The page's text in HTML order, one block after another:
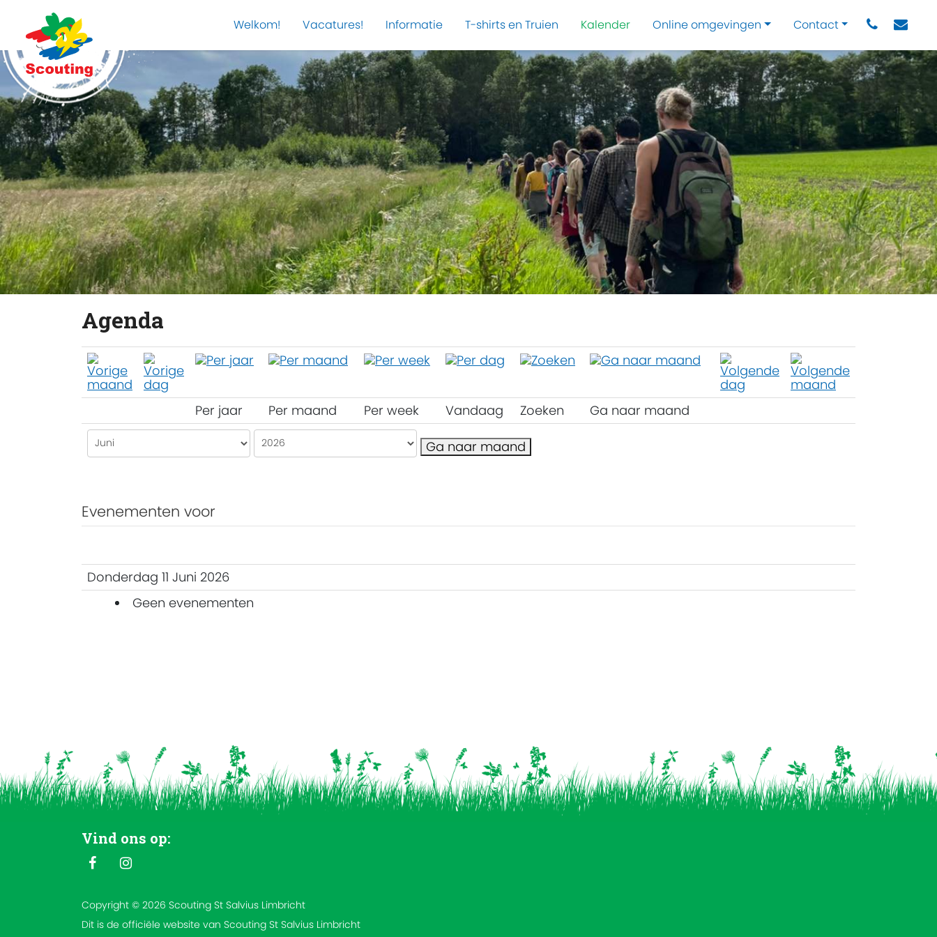
Welkom! Vacatures! Informatie T-shirts en Truien Kalender Online omgevingen Contact
Agenda
Per jaar Per maand Per week Vandaag Zoeken Ga naar maand
Ga naar maand
Evenementen voor
Donderdag 11 Juni 2026
Geen evenementen
Vind ons op:
Copyright © 2026 Scouting St Salvius Limbricht
Dit is de officiële website van Scouting St Salvius Limbricht